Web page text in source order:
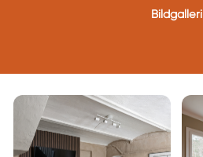
Bildgalleri